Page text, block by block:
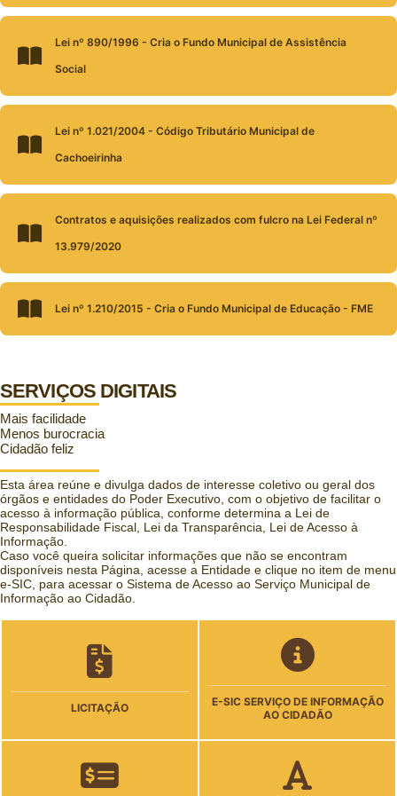
Lei nº 890/1996 - Cria o Fundo Municipal de Assistência
Social
Lei nº 1.021/2004 - Código Tributário Municipal de
Cachoeirinha
Contratos e aquisições realizados com fulcro na Lei Federal nº
13.979/2020
Lei nº 1.210/2015 - Cria o Fundo Municipal de Educação - FME
SERVIÇOS DIGITAIS
Mais facilidade
Menos burocracia
Cidadão feliz
Esta área reúne e divulga dados de interesse coletivo ou geral dos
órgãos e entidades do Poder Executivo, com o objetivo de facilitar o
acesso à informação pública, conforme determina a Lei de
Responsabilidade Fiscal, Lei da Transparência, Lei de Acesso à
Informação.
Caso você queira solicitar informações que não se encontram
disponíveis nesta Página, acesse a Entidade e clique no item de menu
e-SIC, para acessar o Sistema de Acesso ao Serviço Municipal de
Informação ao Cidadão.
LICITAÇÃO
E-SIC SERVIÇO DE INFORMAÇÃO
AO CIDADÃO